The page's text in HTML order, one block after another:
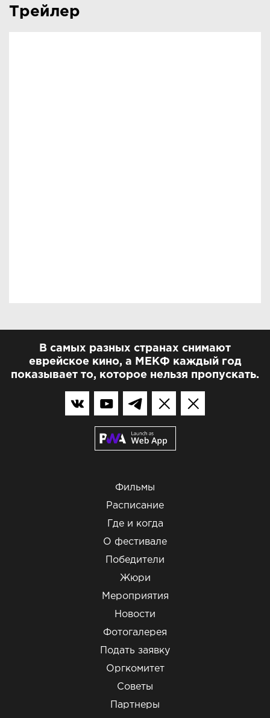
Трейлер
В самых разных странах снимают
еврейское кино, а МЕКФ каждый год
показывает то, которое нельзя пропускать.
Фильмы
Расписание
Где и когда
О фестивале
Победители
Жюри
Мероприятия
Новости
Фотогалерея
Подать заявку
Оргкомитет
Советы
Партнеры